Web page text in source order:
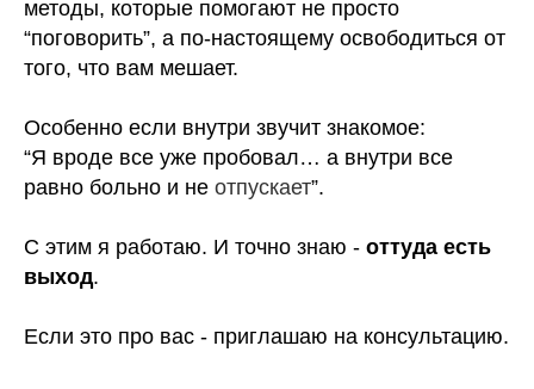
методы, которые помогают не просто
“поговорить”, а по-настоящему освободиться от
того, что вам мешает.
Особенно если внутри звучит знакомое:
“Я вроде все уже пробовал… а внутри все
равно больно и не отпускает”.
С этим я работаю. И точно знаю - оттуда есть
выход.
Если это про вас - приглашаю на консультацию.